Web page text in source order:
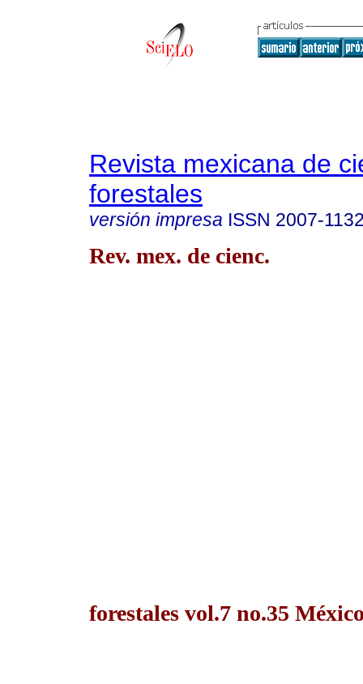
Revista mexicana de
forestales
versión impresa ISSN 2007-
Rev. mex. de cienc.
forestales vol.7 no.35